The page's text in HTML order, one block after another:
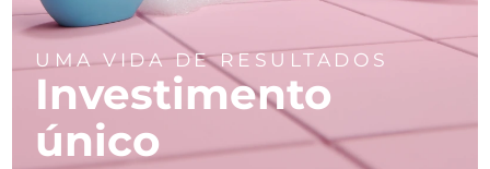
UMA VIDA DE RESULTADOS
Investimento
único